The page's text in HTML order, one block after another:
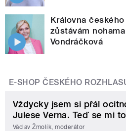
Královna
zůstávám
Vondráčková
E-SHOP ČESKÉHO
Vždycky jsem si přál
Julese Verna. Teď se mi
Václav Žmolík, moderátor